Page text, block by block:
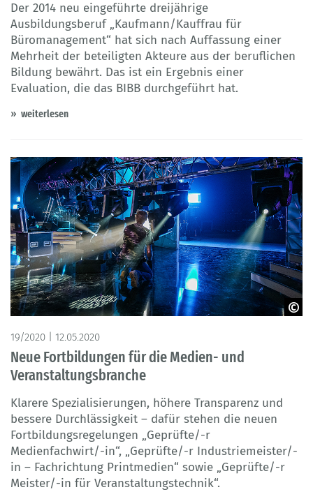
Der 2014 neu eingeführte dreijährige
Ausbildungsberuf „Kaufmann/Kauffrau für
Büromanagement“ hat sich nach Auffassung einer
Mehrheit der beteiligten Akteure aus der beruflichen
Bildung bewährt. Das ist ein Ergebnis einer
Evaluation, die das BIBB durchgeführt hat.
weiterlesen
© Ralph Larmann
19/2020 | 12.05.2020
Neue Fortbildungen für die Medien- und
Veranstaltungsbranche
Klarere Spezialisierungen, höhere Transparenz und
bessere Durchlässigkeit – dafür stehen die neuen
Fortbildungsregelungen „Geprüfte/-r
Medienfachwirt/-in“, „Geprüfte/-r Industriemeister/-
in – Fachrichtung Printmedien“ sowie „Geprüfte/-r
Meister/-in für Veranstaltungstechnik“.